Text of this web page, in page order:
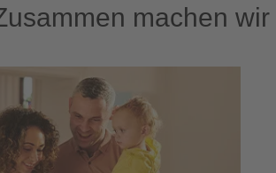
machen